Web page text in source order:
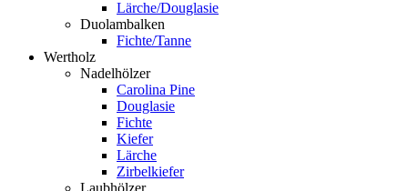
Lärche/Douglasie
Duolambalken
Fichte/Tanne
Wertholz
Nadelhölzer
Carolina Pine
Douglasie
Fichte
Kiefer
Lärche
Zirbelkiefer
Laubhölzer